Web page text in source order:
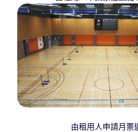
由租用人申請月票